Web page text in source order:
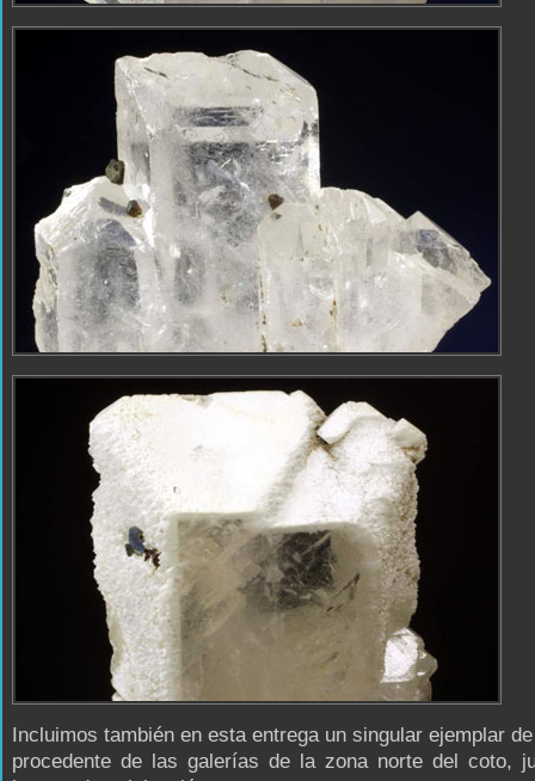
Incluimos también en esta entrega un singular ejemplar
procedente de las galerías de la zona norte del coto,